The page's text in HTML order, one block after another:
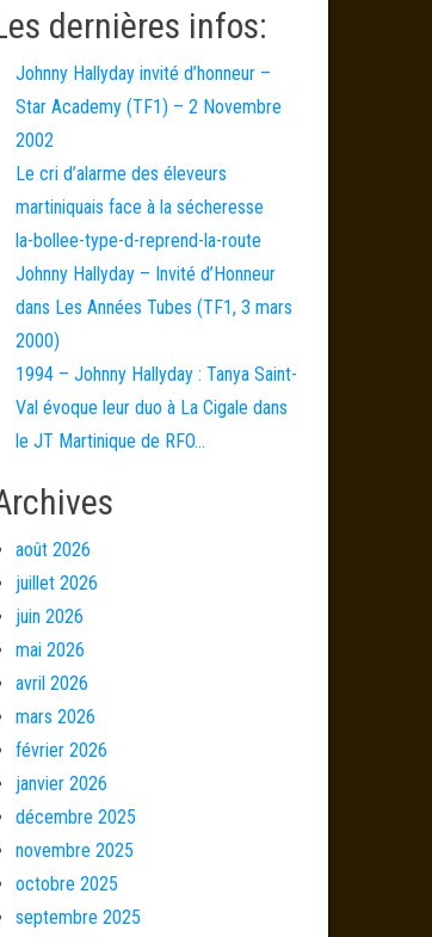
dernières infos:
Johnny Hallyday invité d’honneur –
Star Academy (TF1) – 2 Novembre
2002
Le cri d’alarme des éleveurs
martiniquais face à la sécheresse
la-bollee-type-d-reprend-la-route
Johnny Hallyday – Invité d’Honneur
dans Les Années Tubes (TF1, 3 mars
2000)
1994 – Johnny Hallyday : Tanya Saint-
Val évoque leur duo à La Cigale dans
le JT Martinique de RFO…
août 2026
juillet 2026
juin 2026
mai 2026
avril 2026
mars 2026
février 2026
janvier 2026
décembre 2025
novembre 2025
octobre 2025
septembre 2025